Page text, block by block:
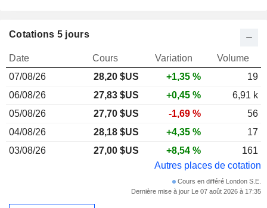
Cotations 5 jours
Date Cours Variation
Volume
07/08/26
28,20 $US +1,35 %
19
06/08/26
27,83 $US +0,45 %
6,91 k
05/08/26
27,70 $US -1,69 %
56
04/08/26
28,18 $US +4,35 %
17
03/08/26
27,00 $US +8,54 %
161
Autres places de cotation
Cours en différé London S.E.
Dernière mise à jour Le 07 août 2026 à 17:35